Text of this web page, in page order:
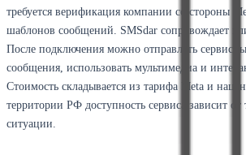
требуется верификация компании со стороны
шаблонов сообщений. SMSdar сопровождает
После подключения можно отправлять
сообщения, использовать мультимедиа и
Стоимость складывается из тарифа Meta и
территории РФ доступность сервиса зависит от
ситуации.